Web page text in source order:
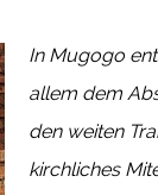
In Mugogo
allem dem
den weiten
kirchliches